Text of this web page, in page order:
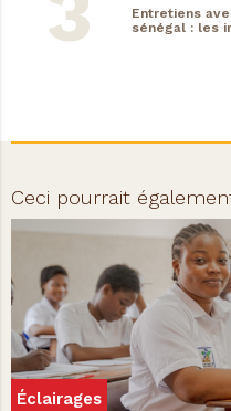
Entretiens
sénégal : les
Ceci pourrait
Éclairages